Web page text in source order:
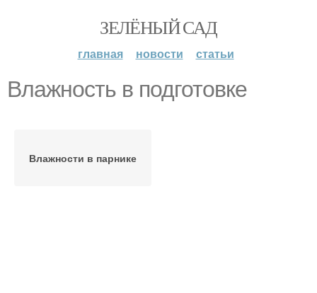
ЗЕЛЁНЫЙ САД
главная новости статьи
Влажность в подготовке
Влажности в парнике